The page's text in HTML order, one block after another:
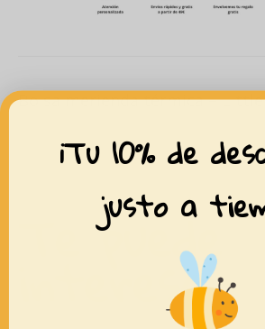
Bolsa merienda térmica –
Te puede
interesar
¡Tu 10% de
justo a